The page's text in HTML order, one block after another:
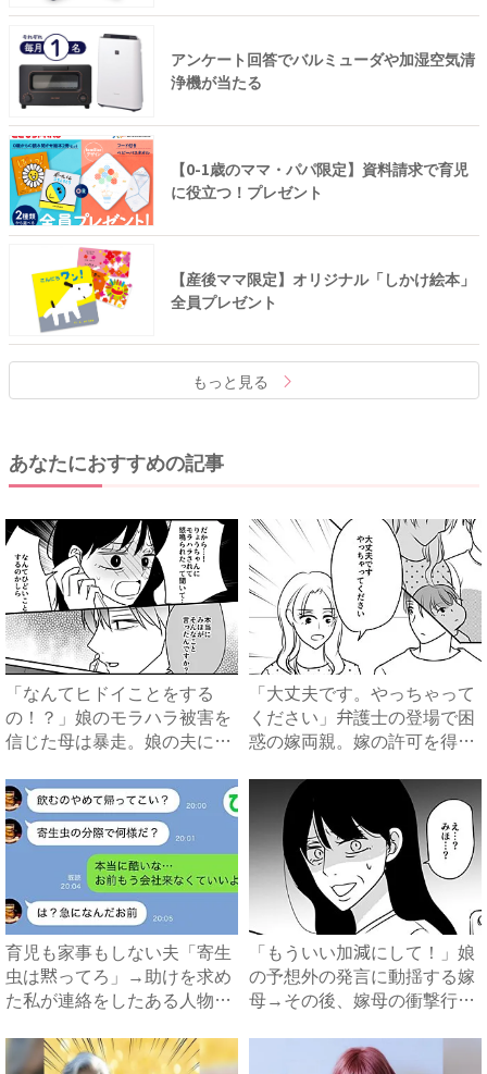
アンケート回答でバルミューダや加湿空気清
浄機が当たる
【0-1歳のママ・パパ限定】資料請求で育児
に役立つ！プレゼント
【産後ママ限定】オリジナル「しかけ絵本」
全員プレゼント
もっと見る
あなたにおすすめの記事
「なんてヒドイことをする
の！？」娘のモラハラ被害を
信じた母は暴走。娘の夫に電
「大丈夫です。やっちゃって
ください」弁護士の登場で困
惑の嫁両親。嫁の許可を得た
育児も家事もしない夫「寄生
虫は黙ってろ」→助けを求め
た私が連絡をしたある人物と
「もういい加減にして！」娘
の予想外の発言に動揺する嫁
母→その後、嫁母の衝撃行動